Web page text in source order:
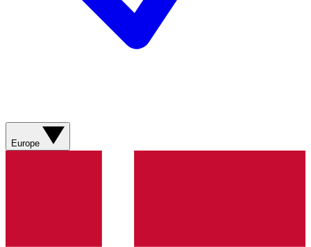
Europe